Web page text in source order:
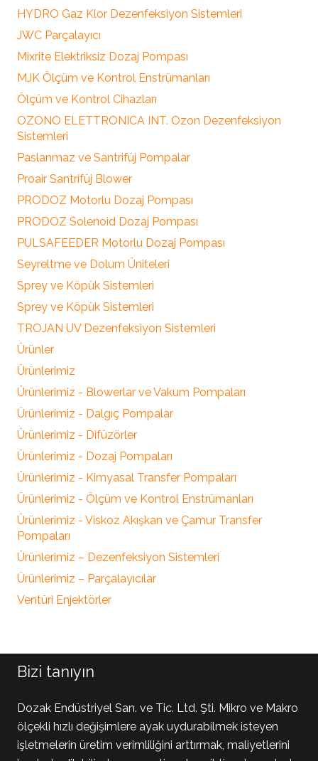
HYDRO Gaz Klor Dezenfeksiyon Sistemleri
JWC Parçalayıcı
Mixrite Elektriksiz Dozaj Pompası
MJK Ölçüm ve Kontrol Enstrümanları
Ölçüm ve Kontrol Cihazları
OZONO ELETTRONICA INT. Ozon Dezenfeksiyon
Sistemleri
Paslanmaz ve Santrifüj Pompalar
Proair Santrifüj Blower
PRODOZ Motorlu Dozaj Pompası
PRODOZ Solenoid Dozaj Pompası
PULSAFEEDER Motorlu Dozaj Pompası
Seyreltme ve Dolum Üniteleri
Sprey ve Köpük Sistemleri
Sprey ve Köpük Sistemleri
TROJAN UV Dezenfeksiyon Sistemleri
Ürünler
Ürünlerimiz
Ürünlerimiz - Blowerlar ve Vakum Pompaları
Ürünlerimiz - Dalgıç Pompalar
Ürünlerimiz - Difüzörler
Ürünlerimiz - Dozaj Pompaları
Ürünlerimiz - Kimyasal Transfer Pompaları
Ürünlerimiz - Ölçüm ve Kontrol Enstrümanları
Ürünlerimiz - Viskoz Akışkan ve Çamur Transfer
Pompaları
Ürünlerimiz – Dezenfeksiyon Sistemleri
Ürünlerimiz – Parçalayıcılar
Ventüri Enjektörler
Bizi tanıyın
Dozak Endüstriyel San. ve Tic. Ltd. Şti. Mikro ve Makro
ölçekli hızlı değişimlere ayak uydurabilmek isteyen
işletmelerin üretim verimliliğini arttırmak, maliyetlerini